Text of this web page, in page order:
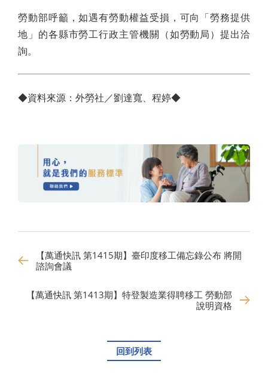
勞動部呼籲，如遇有勞動權益受損，可向「勞務提供
地」的各縣市勞工行政主管機關（如勞動局）提出洽
詢。
◆資料來源：外勞社／劉達寬、程婷◆
【萬通快訊 第1415期】臺印度移工備忘錄公布 將開
諮詢會議
【萬通快訊 第1413期】特登製造業得聘移工 勞動部
說明資格
回到列表